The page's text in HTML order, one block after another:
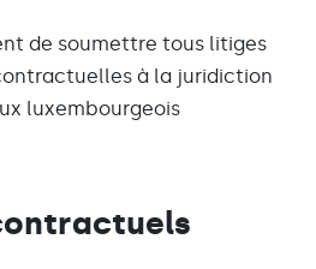
de soumettre tous litiges
à la juridiction
luxembourgeois